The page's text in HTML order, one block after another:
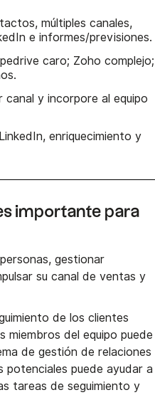
múltiples canales,
e informes/previsiones.
caro; Zoho complejo;
canal y incorpore al equipo
enriquecimiento y
importante para
gestionar
su canal de ventas y
de los clientes
miembros del equipo puede
de gestión de relaciones
puede ayudar a
tareas de seguimiento y